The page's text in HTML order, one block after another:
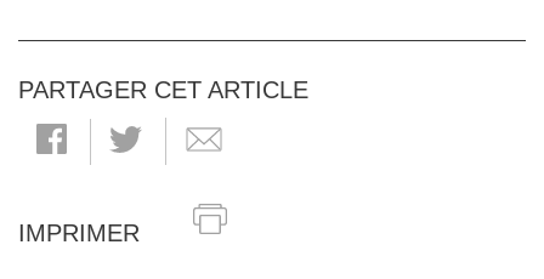
PARTAGER CET ARTICLE
IMPRIMER